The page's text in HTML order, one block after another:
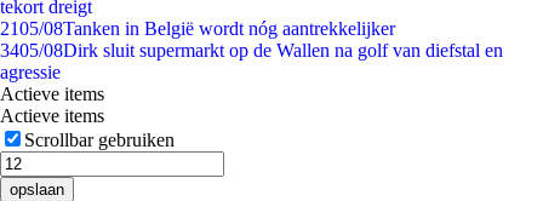
tekort dreigt
2105/08Tanken in België wordt nóg aantrekkelijker
3405/08Dirk sluit supermarkt op de Wallen na golf van diefstal en
agressie
Actieve items
Actieve items
Scrollbar gebruiken
opslaan